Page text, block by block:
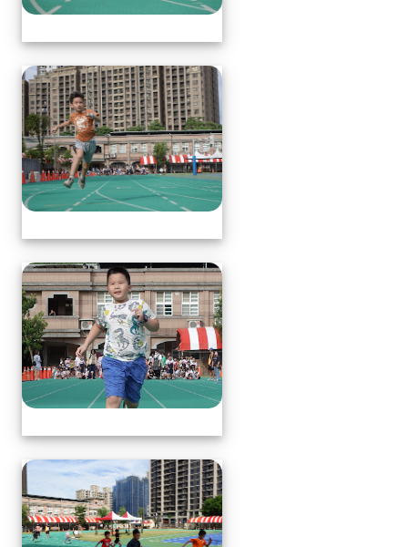
體育表演會(全員賽跑會前賽)
體育表演會(全員賽跑會前賽)
體育表演會(全員賽跑會前賽)